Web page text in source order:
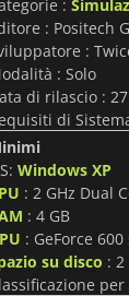
:
: Positech
:
: Solo
di rilascio :
di
Windows XP
: 2 GHz Dual
: 4 GB
: GeForce
su disco : 2
per